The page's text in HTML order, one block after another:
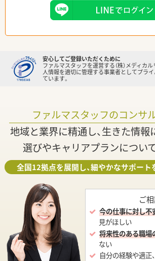
安心してご登録いただくために
ファルマスタッフを運営する（株）メディカ
人情報を適切に管理する事業者としてプラ
ています。
ファルマスタッフのコンサ
地域と業界に精通し、生きた情
選びやキャリアプランについ
全国12拠点を展開し、細やかなサポート
ご
今の仕事に対し不
見がほしい
将来性のある職場
ない
自分の経験や適正、